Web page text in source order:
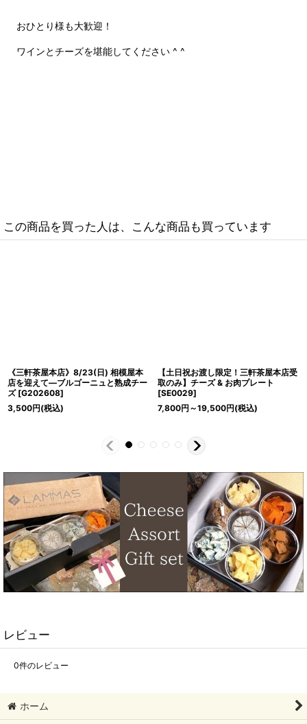
おひとり様も大歓迎！
ワインとチーズを堪能してください ^ ^
この商品を買った人は、こんな商品も買っています
《三軒茶屋本店》8/23(日) 相模屋本
店を迎えて―ブルゴーニュと熟成チー
ズ [G202608]
3,500円(税込)
【土日祝お渡し限定！三軒茶屋本店受
取のみ】チーズ & お肉プレート
[SE0029]
7,800円 ～19,500円(税込)
レビュー
0件のレビュー
ホーム